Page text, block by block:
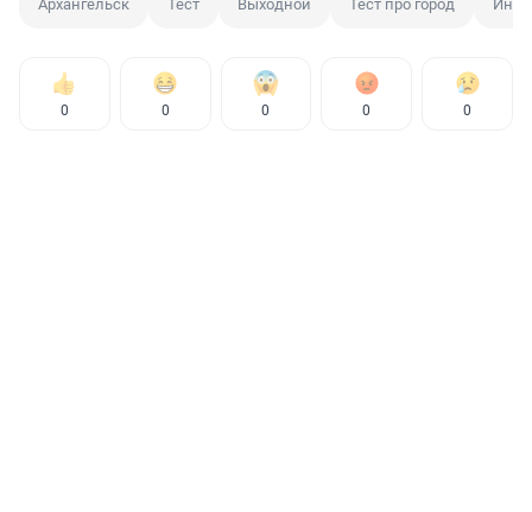
Архангельск Тест Выходной Тест про город
0 0 0 0 0